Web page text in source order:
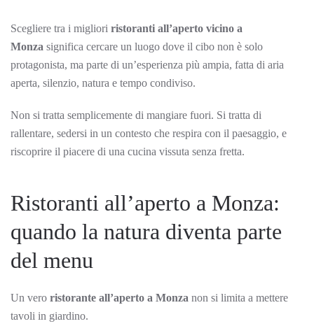
Scegliere tra i migliori ristoranti all’aperto vicino a
Monza significa cercare un luogo dove il cibo non è solo
protagonista, ma parte di un’esperienza più ampia, fatta di aria
aperta, silenzio, natura e tempo condiviso.
Non si tratta semplicemente di mangiare fuori. Si tratta di
rallentare, sedersi in un contesto che respira con il paesaggio, e
riscoprire il piacere di una cucina vissuta senza fretta.
Ristoranti all’aperto a Monza:
quando la natura diventa parte
del menu
Un vero ristorante all’aperto a Monza non si limita a mettere
tavoli in giardino.